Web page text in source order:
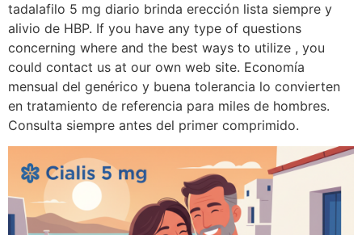
tadalafilo 5 mg diario brinda erección lista siempre y
alivio de HBP. If you have any type of questions
concerning where and the best ways to utilize , you
could contact us at our own web site. Economía
mensual del genérico y buena tolerancia lo convierten
en tratamiento de referencia para miles de hombres.
Consulta siempre antes del primer comprimido.